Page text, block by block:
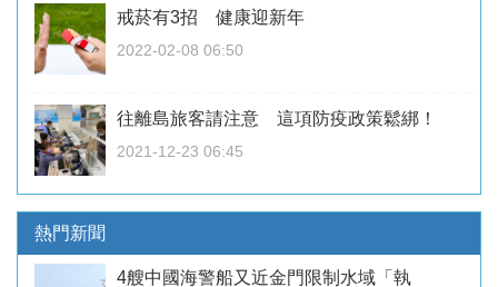
戒菸有3招 健康迎新年
2022-02-08 06:50
往離島旅客請注意 這項防疫政策鬆綁！
2021-12-23 06:45
熱門新聞
4艘中國海警船又近金門限制水域「執